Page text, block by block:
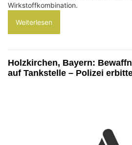
Wirkstoffkombination.
Weiterlesen
Holzkirchen, Bayern:
auf Tankstelle – Polizei